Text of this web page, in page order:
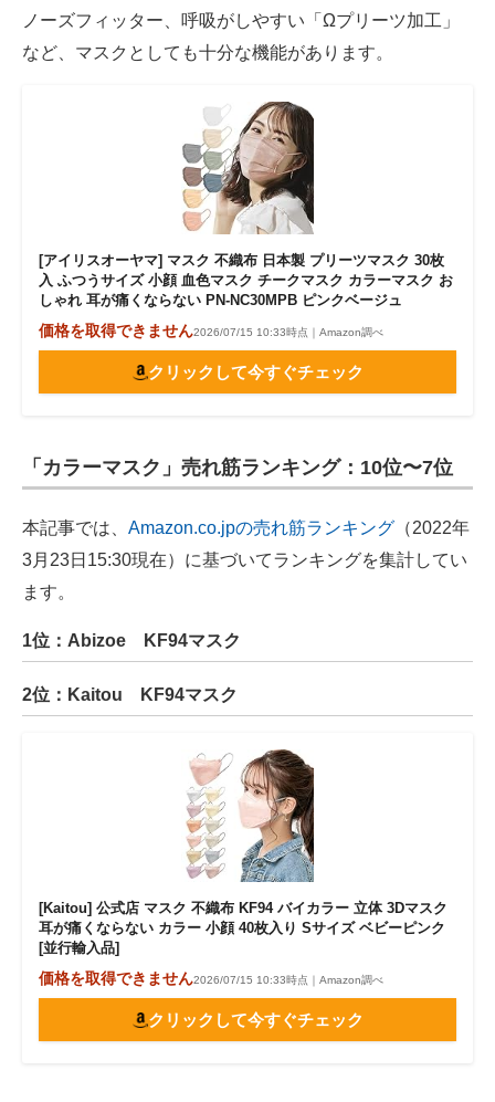
ノーズフィッター、呼吸がしやすい「Ωプリーツ加工」
など、マスクとしても十分な機能があります。
[アイリスオーヤマ] マスク 不織布 日本製 プリーツマスク 30枚
入 ふつうサイズ 小顔 血色マスク チークマスク カラーマスク お
しゃれ 耳が痛くならない PN-NC30MPB ピンクベージュ
価格を取得できません2026/07/15 10:33時点｜Amazon調べ
クリックして今すぐチェック
「カラーマスク」売れ筋ランキング：10位〜7位
本記事では、 Amazon.co.jpの売れ筋ランキング （2022年
3月23日15:30現在）に基づいてランキングを集計してい
ます。
1位：Abizoe KF94マスク
2位：Kaitou KF94マスク
[Kaitou] 公式店 マスク 不織布 KF94 バイカラー 立体 3Dマスク
耳が痛くならない カラー 小顔 40枚入り Sサイズ ベビーピンク
[並行輸入品]
価格を取得できません2026/07/15 10:33時点｜Amazon調べ
クリックして今すぐチェック